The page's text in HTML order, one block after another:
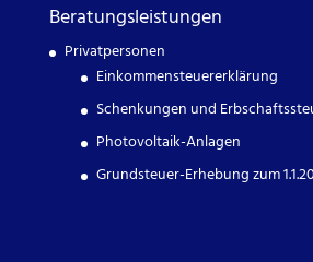
Beratungsleistungen
Privatpersonen
Einkommensteuererklärung
Schenkungen und
Photovoltaik-Anlagen
Grundsteuer-Erhebung zum